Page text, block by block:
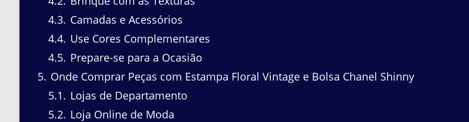
4.3 Camadas e Acessórios
4.4 Use Cores Complementares
4.5 Prepare-se para a Ocasião
5 Onde Comprar Peças com Estampa Floral Vintage e Bolsa Chanel Shinny
5.1
Lojas de Departamento
5.2 Loja Online de Moda